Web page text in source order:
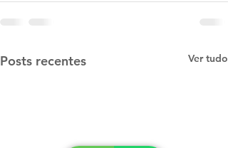
Posts recentes Ver tudo